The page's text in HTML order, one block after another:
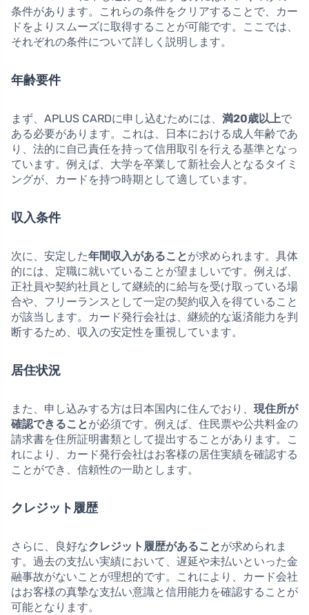
条件があります。これらの条件をクリアすることで、カー
ドをよりスムーズに取得することが可能です。ここでは、
それぞれの条件について詳しく説明します。
年齢要件
まず、APLUS CARDに申し込むためには、 満20歳以上で
ある必要があります。これは、日本における成人年齢であ
り、法的に自己責任を持って信用取引を行える基準となっ
ています。例えば、大学を卒業して新社会人となるタイミ
ングが、カードを持つ時期として適しています。
収入条件
次に、安定した年間収入があることが求められます。具体
的には、定職に就いていることが望ましいです。例えば、
正社員や契約社員として継続的に給与を受け取っている場
合や、フリーランスとして一定の契約収入を得ていること
が該当します。カード発行会社は、継続的な返済能力を判
断するため、収入の安定性を重視しています。
居住状況
また、申し込みする方は日本国内に住んでおり、 現住所が
確認できることが必須です。例えば、住民票や公共料金の
請求書を住所証明書類として提出することがあります。こ
れにより、カード発行会社はお客様の居住実績を確認する
ことができ、信頼性の一助とします。
クレジット履歴
さらに、良好なクレジット履歴があることが求められま
す。過去の支払い実績において、遅延や未払いといった金
融事故がないことが理想的です。これにより、カード会社
はお客様の真摯な支払い意識と信用能力を確認することが
可能となります。